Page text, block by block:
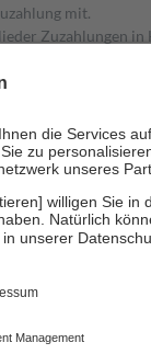
mit.
Zuzahlungen in
auch für
für ihre
bis zum
und
https://